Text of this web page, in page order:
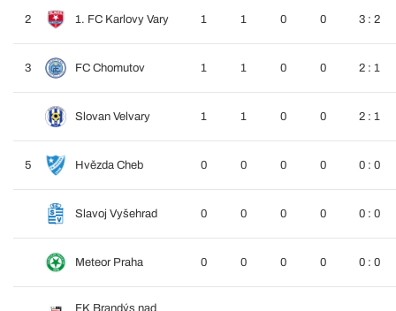
2 1. FC Karlovy Vary 1 1 0 0 3 : 2
3 FC Chomutov 1 1 0 0 2 : 1
Slovan Velvary 1 1 0 0 2 : 1
5 Hvězda Cheb 0 0 0 0 0 : 0
Slavoj Vyšehrad 0 0 0 0 0 : 0
Meteor Praha 0 0 0 0 0 : 0
FK Brandýs nad